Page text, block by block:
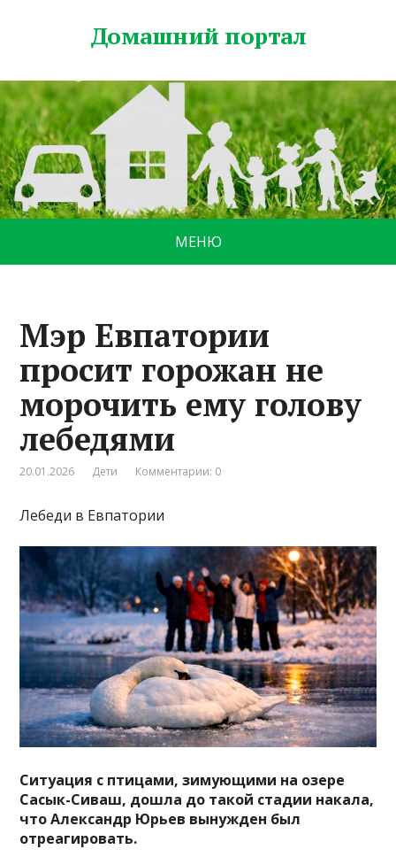
Домашний портал
МЕНЮ
Мэр Евпатории
просит горожан не
морочить ему голову
лебедями
20.01.2026 Дети Комментарии: 0
Лебеди в Евпатории
Ситуация с птицами, зимующими на озере
Сасык-Сиваш, дошла до такой стадии накала,
что Александр Юрьев вынужден был
отреагировать.